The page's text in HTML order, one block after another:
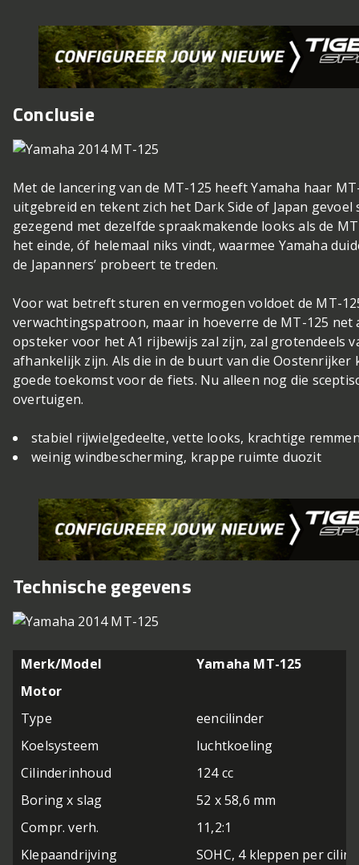
Conclusie
Met de lancering van de MT-125 heeft Yamaha haar
uitgebreid en tekent zich het Dark Side of Japan gevoel
gezegend met dezelfde spraakmakende looks als de
het einde, óf helemaal niks vindt, waarmee Yamaha
de Japanners’ probeert te treden.
Voor wat betreft sturen en vermogen voldoet de MT-
verwachtingspatroon, maar in hoeverre de MT-125 net
opsteker voor het A1 rijbewijs zal zijn, zal grotendeels
afhankelijk zijn. Als die in de buurt van die Oostenrijker
goede toekomst voor de fiets. Nu alleen nog die
overtuigen.
stabiel rijwielgedeelte, vette looks, krachtige
weinig windbescherming, krappe ruimte duozit
Technische gegevens
Merk/Model
Yamaha MT-125
Motor
Type
eencilinder
Koelsysteem
luchtkoeling
Cilinderinhoud
124 cc
Boring x slag
52 x 58,6 mm
Compr. verh.
11,2:1
Klepaandrijving
SOHC, 4 kleppen per